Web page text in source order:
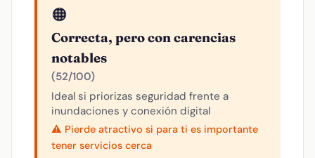
🟠
Correcta, pero con carencias
notables
(52/100)
Ideal si priorizas seguridad frente a
inundaciones y conexión digital
⚠️ Pierde atractivo si para ti es importante
tener servicios cerca